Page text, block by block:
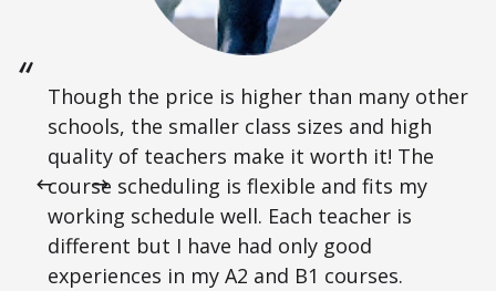
Though the price is higher than many other
schools, the smaller class sizes and high
quality of teachers make it worth it! The
course scheduling is flexible and fits my
working schedule well. Each teacher is
different but I have had only good
experiences in my A2 and B1 courses.